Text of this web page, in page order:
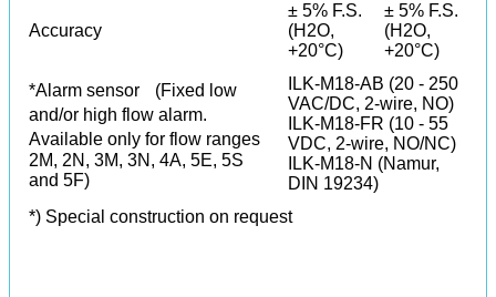
Accuracy
± 5% F.S.
(H2O,
+20°C)
± 5% F.S.
(H2O,
+20°C)
*Alarm sensor (Fixed low
and/or high flow alarm.
Available only for flow ranges
2M, 2N, 3M, 3N, 4A, 5E, 5S
and 5F)
ILK-M18-AB (20 - 250
VAC/DC, 2-wire, NO)
ILK-M18-FR (10 - 55
VDC, 2-wire, NO/NC)
ILK-M18-N (Namur,
DIN 19234)
*) Special construction on request